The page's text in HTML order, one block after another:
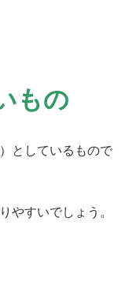
もの
としているもので
やすいでしょう。